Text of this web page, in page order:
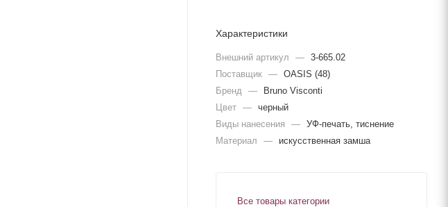
Характеристики
Внешний артикул — 3-665.02
Поставщик — OASIS (48)
Бренд
—
Bruno Visconti
Цвет — черный
Виды нанесения
— УФ-печать, тиснение
Материал
— искусственная замша
Все товары категории